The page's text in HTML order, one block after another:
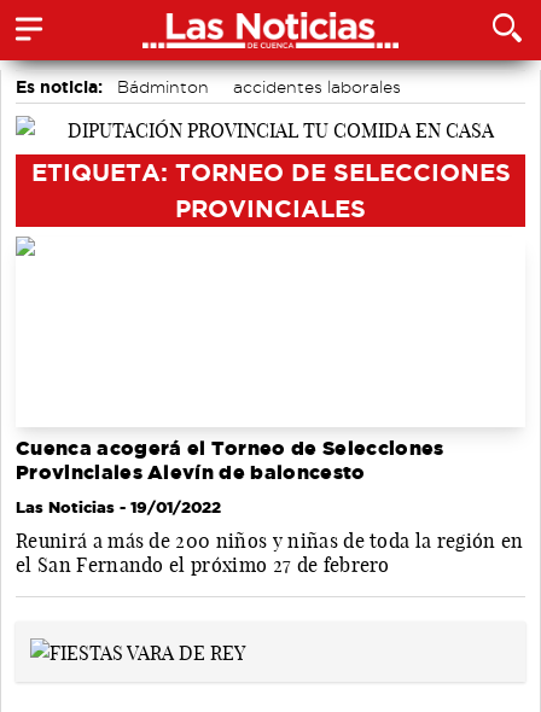
Es noticia: Bádminton
accidentes laborales
Actividades culturales en Cuenca
ETIQUETA: TORNEO DE SELECCIONES
PROVINCIALES
Cuenca acogerá el Torneo de Selecciones
Provinciales Alevín de baloncesto
Las Noticias - 19/01/2022
Reunirá a más de 200 niños y niñas de toda la región en
el San Fernando el próximo 27 de febrero